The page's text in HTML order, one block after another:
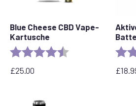
Blue Cheese CBD Vape-
Kartusche
Bewertung: 4,5 von 5 Sternen
£25.00 £